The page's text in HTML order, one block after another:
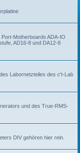
Motherboards ADA-IO
AD16-8 und DA12-8
Labornetzteiles des c't-Lab
und des True-RMS-
DIV gehören hier rein.